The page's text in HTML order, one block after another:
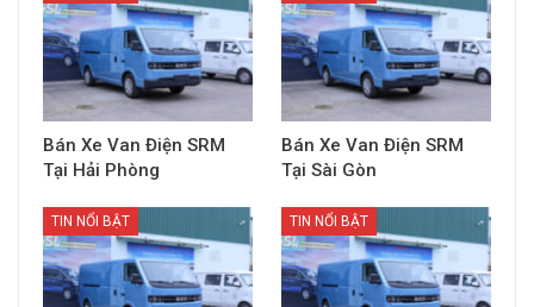
Bán Xe Van Điện SRM
Tại Hải Phòng
Bán Xe Van Điện SRM
Tại Sài Gòn
TIN NỔI BẬT TIN NỔI BẬT